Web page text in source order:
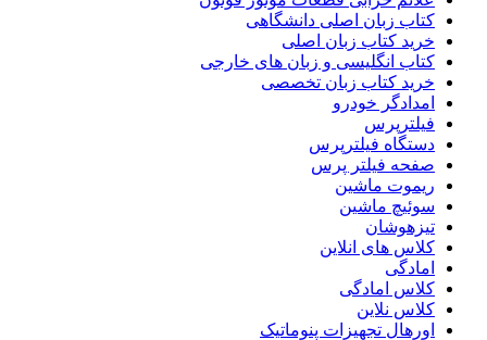
کتاب زبان اصلی دانشگاهی
خرید کتاب زبان اصلی
کتاب انگلیسی و زبان های خارجی
خرید کتاب زبان تخصصی
امدادگر خودرو
فیلترپرس
دستگاه فیلترپرس
صفحه فیلتر پرس
ریموت ماشین
سوئیچ ماشین
تیزهوشان
کلاس های انلاین
امادگی
کلاس امادگی
کلاس نلاین
اورهال تجهیزات پنوماتیک